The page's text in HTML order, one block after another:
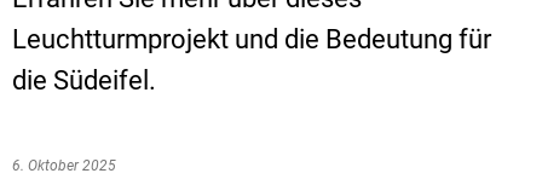
Leuchtturmprojekt und die Bedeutung für
die Südeifel.
6. Oktober 2025